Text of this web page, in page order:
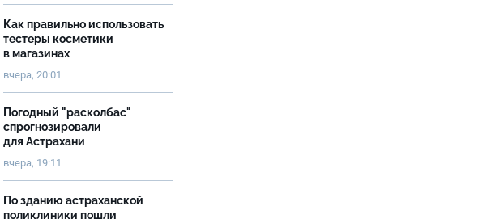
Как правильно использовать
тестеры косметики
в магазинах
вчера, 20:01
Погодный "расколбас"
спрогнозировали
для Астрахани
вчера, 19:11
По зданию астраханской
поликлиники пошли